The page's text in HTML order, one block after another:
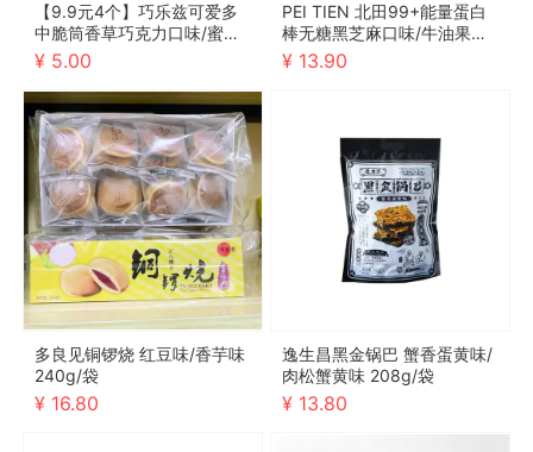
【9.9元4个】巧乐兹可爱多
中脆筒香草巧克力口味/蜜瓜
玫瑰车厘子口味 70g
¥ 5.00
PEI TIEN 北田99+能量蛋白
棒无糖黑芝麻口味/牛油果口
味 120g/袋
¥ 13.90
多良见铜锣烧 红豆味/香芋味
240g/袋
¥ 16.80
逸生昌黑金锅巴 蟹香蛋黄味/
肉松蟹黄味 208g/袋
¥ 13.80